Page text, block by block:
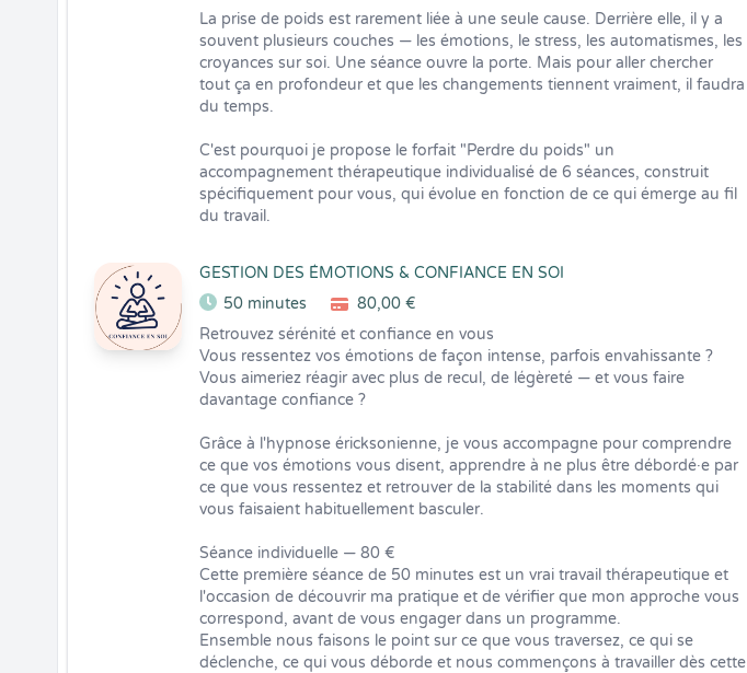
La prise de poids est rarement liée à une seule cause. Derrière elle, il y a
souvent plusieurs couches — les émotions, le stress, les automatismes, les
croyances sur soi. Une séance ouvre la porte. Mais pour aller chercher
tout ça en profondeur et que les changements tiennent vraiment, il faudra
du temps.
C'est pourquoi je propose le forfait "Perdre du poids" un
accompagnement thérapeutique individualisé de 6 séances, construit
spécifiquement pour vous, qui évolue en fonction de ce qui émerge au fil
du travail.
GESTION DES ÉMOTIONS & CONFIANCE EN SOI
50 minutes
80,00 €
Retrouvez sérénité et confiance en vous
Vous ressentez vos émotions de façon intense, parfois envahissante ?
Vous aimeriez réagir avec plus de recul, de légèreté — et vous faire
davantage confiance ?
Grâce à l'hypnose éricksonienne, je vous accompagne pour comprendre
ce que vos émotions vous disent, apprendre à ne plus être débordé·e par
ce que vous ressentez et retrouver de la stabilité dans les moments qui
vous faisaient habituellement basculer.
Séance individuelle — 80 €
Cette première séance de 50 minutes est un vrai travail thérapeutique et
l'occasion de découvrir ma pratique et de vérifier que mon approche vous
correspond, avant de vous engager dans un programme.
Ensemble nous faisons le point sur ce que vous traversez, ce qui se
déclenche, ce qui vous déborde et nous commençons à travailler dès cette